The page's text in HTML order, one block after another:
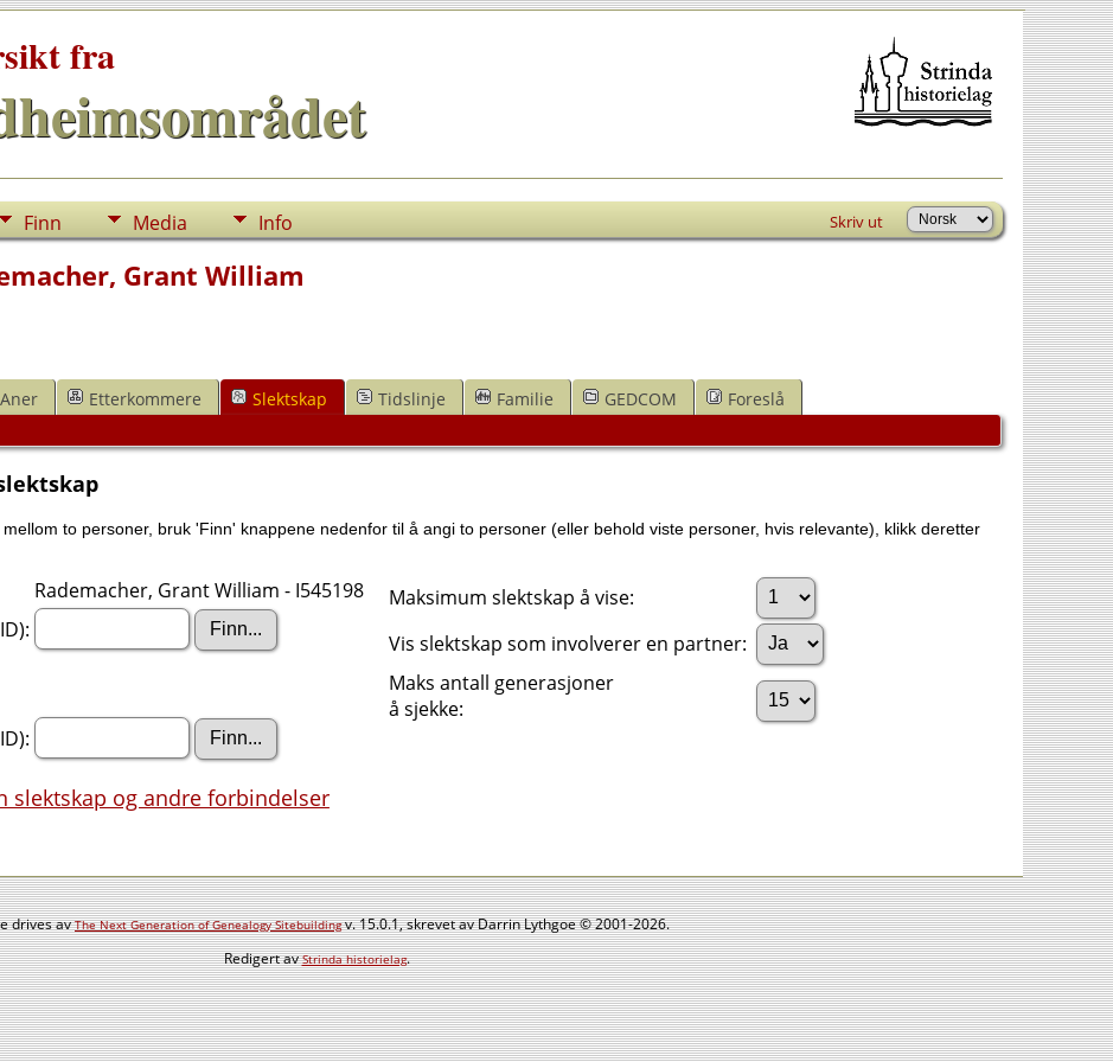
fra
Finn Media Info Skriv ut
Grant William
Aner Etterkommere Slektskap Tidslinje Familie GEDCOM Foreslå
to personer, bruk 'Finn' knappene nedenfor til å angi to personer (eller behold viste personer, hvis relevante), klikk deretter
Rademacher, Grant William - I545198
Maksimum slektskap å vise:
Vis slektskap som involverer en partner:
Maks antall generasjoner
å sjekke:
slektskap og andre forbindelser
drives avThe Next Generation of Genealogy Sitebuildingv. 15.0.1, skrevet av Darrin Lythgoe © 2001-2026.
Redigert avStrinda historielag.